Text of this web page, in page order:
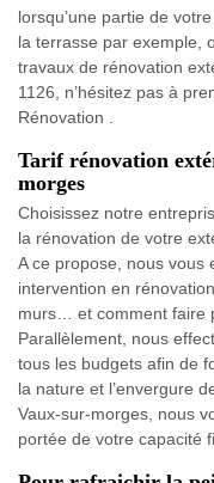
lorsqu’une partie de
la terrasse par exemple,
travaux de rénovation
1126, n’hésitez pas à
Rénovation .
Tarif rénovation
morges
Choisissez notre
la rénovation de votre
A ce propose, nous vous
intervention en
murs… et comment faire
Parallèlement, nous
tous les budgets afin de
la nature et l’envergure
Vaux-sur-morges, nous
portée de votre capacité